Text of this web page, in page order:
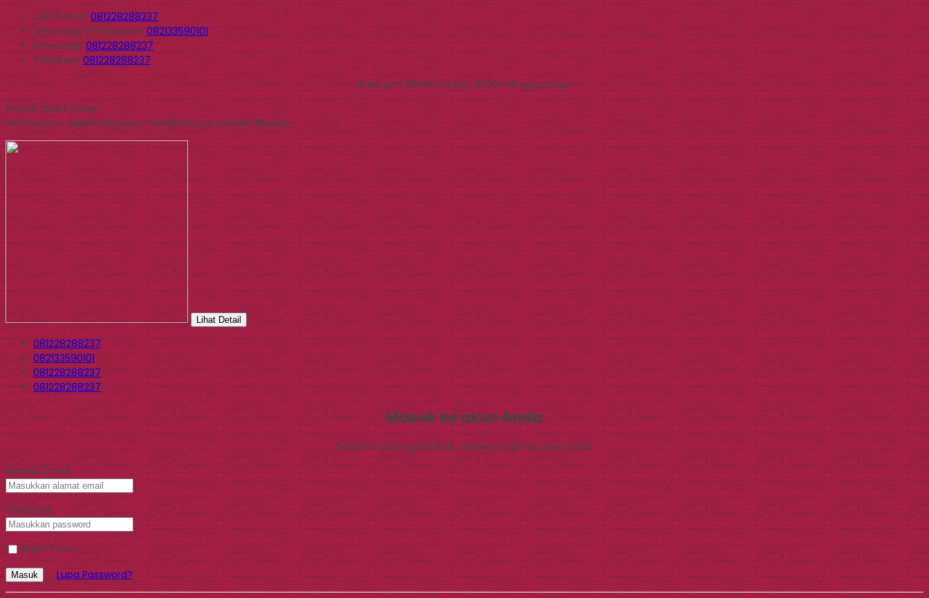
Call Center081228288237
WhatsappPemesanan 082133590101
Whatsapp081228288237
Telegram081228288237
Buka jam 09.00 s/d jam 16.00 , Minggu tutup
Produk Quick Order
Pemesanan dapat langsung menghubungi kontak dibawah:
Lihat Detail
081228288237
082133590101
081228288237
081228288237
Masuk ke akun Anda
Selamat datang kembali, silahkan login ke akun Anda.
Alamat Email
Password
Ingat Saya
Masuk Lupa Password?